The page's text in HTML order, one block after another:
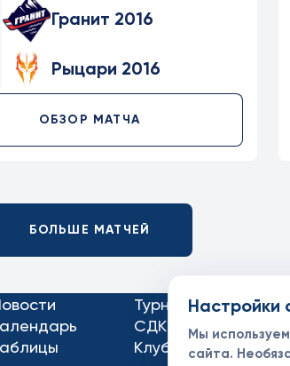
Гранит 2016
Рыцари 2016
ОБЗОР МАТЧА
БОЛЬШЕ МАТЧЕЙ
Турниры
СДК
Клубы
Настройки
Мы
сайта.